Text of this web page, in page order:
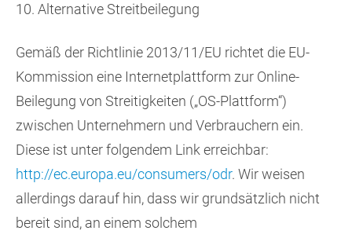
10. Alternative Streitbeilegung
Gemäß der Richtlinie 2013/11/EU richtet die EU-
Kommission eine Internetplattform zur Online-
Beilegung von Streitigkeiten („OS-Plattform“)
zwischen Unternehmern und Verbrauchern ein.
Diese ist unter folgendem Link erreichbar:
http://ec.europa.eu/consumers/odr. Wir weisen
allerdings darauf hin, dass wir grundsätzlich nicht
bereit sind, an einem solchem